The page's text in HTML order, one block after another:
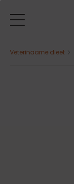
Veterinaarne dieet